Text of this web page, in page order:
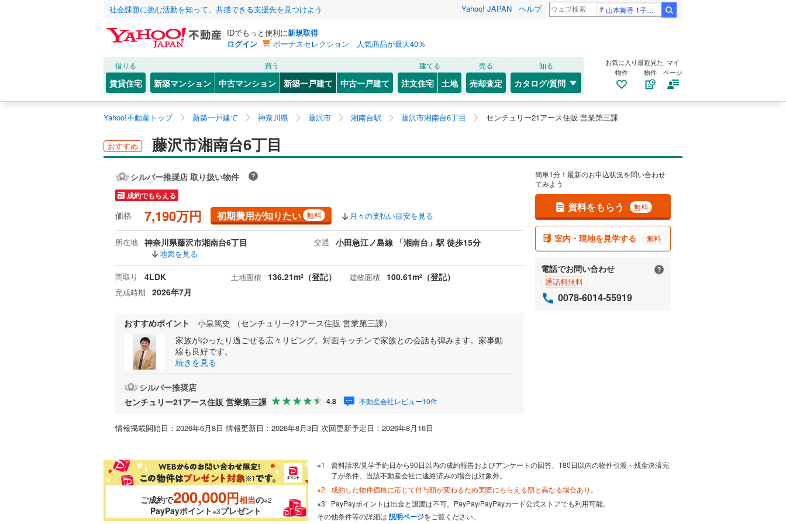
社会課題に挑む活動を知って、共感できる支援先を見つけよう Yahoo! JAPAN ヘルプ 山本舞香 1子出産
IDでもっと便利に新規取得
ログイン
ボーナスセレクション 人気商品が最大40％
借りる
賃貸住宅
買う
新築マンション 中古マンション 新築一戸建て 中古一戸建て
建てる
注文住宅 土地
売る
売却査定
知る
カタログ/質問
お気に入り
物件
最近見た
物件
マイ
ページ
Yahoo!不動産トップ 新築一戸建て 神奈川県 藤沢市 湘南台駅 藤沢市湘南台6丁目 センチュリー21アース住販 営業第三課
おすすめ 藤沢市湘南台6丁目
シルバー推奨店 取り扱い物件
成約でもらえる
価格 7,190万円 初期費用が知りたい 無料 月々の支払い目安を見る
所在地 神奈川県藤沢市湘南台6丁目
地図を見る
交通 小田急江ノ島線 「湘南台」駅 徒歩15分
間取り 4LDK 土地面積 136.21m2 （登記） 建物面積 100.61m2 （登記）
完成時期 2026年7月
おすすめポイント
小泉篤史 （センチュリー21アース住販 営業第三課）
家族がゆったり過ごせる広々リビング。対面キッチンで家族との会話も弾みます。家事動
線も良好です。
続きを見る
シルバー推奨店
センチュリー21アース住販 営業第三課
4.8 不動産会社レビュー10件
情報掲載開始日：2026年6月8日 情報更新日：2026年8月3日 次回更新予定日：2026年8月16日
簡単1分！最新のお申込状況を問い合わせ
てみよう
資料をもらう 無料
室内・現地を見学する 無料
電話でお問い合わせ
通話料無料
0078-6014-55919
ご成約で200,000円相当の※2
PayPayポイント※3プレゼント
資料請求/見学予約日から90日以内の成約報告およびアンケートの回答、180日以内の物件引渡・残金決済完
了が条件。当該不動産会社に連絡済みの場合は対象外。
成約した物件価格に応じて付与額が変わるため実際にもらえる額と異なる場合あり。
PayPayポイントは出金と譲渡は不可。PayPay/PayPayカード公式ストアでも利用可能。
その他条件等の詳細は 説明ページをご覧ください。